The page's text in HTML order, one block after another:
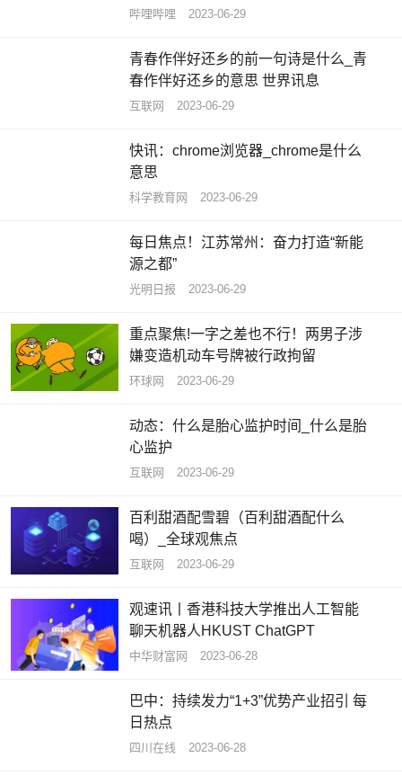
哔哩哔哩 2023-06-29
青春作伴好还乡的前一句诗是什么_青
春作伴好还乡的意思 世界讯息
互联网 2023-06-29
快讯：chrome浏览器_chrome是什么
意思
科学教育网 2023-06-29
每日焦点！江苏常州：奋力打造“新能
源之都”
光明日报 2023-06-29
重点聚焦!一字之差也不行！两男子涉
嫌变造机动车号牌被行政拘留
环球网 2023-06-29
动态：什么是胎心监护时间_什么是胎
心监护
互联网 2023-06-29
百利甜酒配雪碧（百利甜酒配什么
喝）_全球观焦点
互联网 2023-06-29
观速讯丨香港科技大学推出人工智能
聊天机器人HKUST ChatGPT
中华财富网 2023-06-28
巴中：持续发力“1+3”优势产业招引 每
日热点
四川在线 2023-06-28